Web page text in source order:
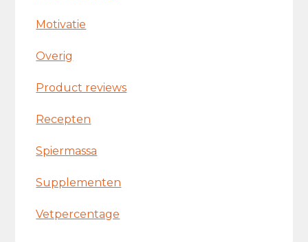
Motivatie
Overig
Product reviews
Recepten
Spiermassa
Supplementen
Vetpercentage